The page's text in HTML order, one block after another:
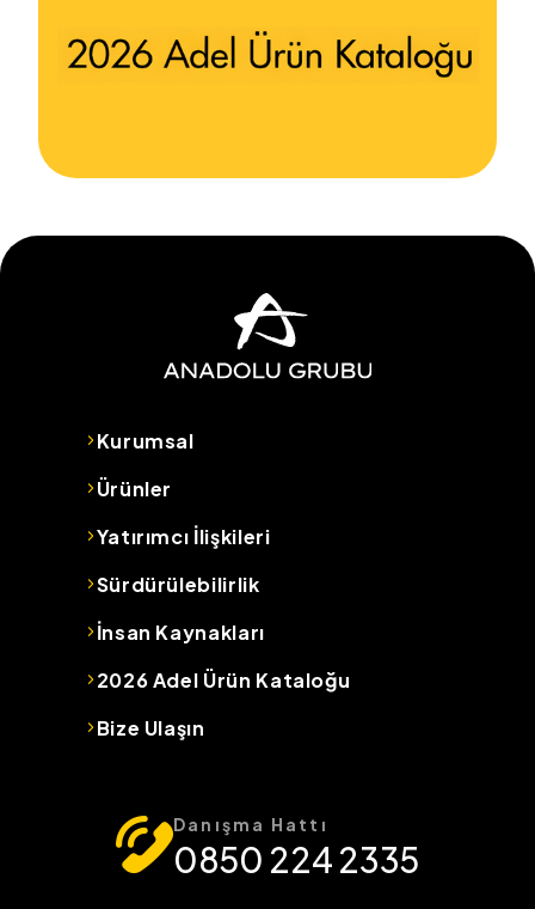
Kurumsal
Ürünler
Yatırımcı İlişkileri
Sürdürülebilirlik
İnsan Kaynakları
2026 Adel Ürün Kataloğu
Bize Ulaşın
Danışma Hattı
0850 224 2335